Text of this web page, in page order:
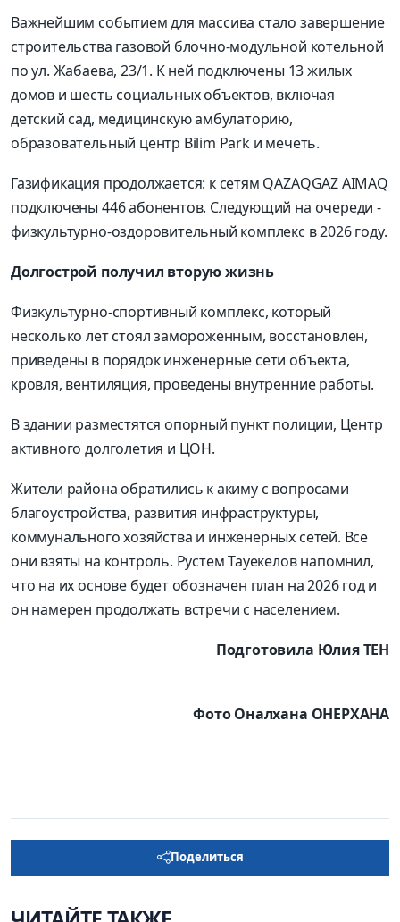
Важнейшим событием для массива стало завершение
строительства газовой блочно-модульной котельной
по ул. Жабаева, 23/1. К ней подключены 13 жилых
домов и шесть социальных объектов, включая
детский сад, медицинскую амбулаторию,
образовательный центр Bilim Park и мечеть.
Газификация продолжается: к сетям QAZAQGAZ AIMAQ
подключены 446 абонентов. Следующий на очереди -
физкультурно-оздоровительный комплекс в 2026 году.
Долгострой получил вторую жизнь
Физкультурно-спортивный комплекс, который
несколько лет стоял замороженным, восстановлен,
приведены в порядок инженерные сети объекта,
кровля, вентиляция, проведены внутренние работы.
В здании разместятся опорный пункт полиции, Центр
активного долголетия и ЦОН.
Жители района обратились к акиму с вопросами
благоустройства, развития инфраструктуры,
коммунального хозяйства и инженерных сетей. Все
они взяты на контроль. Рустем Тауекелов напомнил,
что на их основе будет обозначен план на 2026 год и
он намерен продолжать встречи с населением.
Подготовила Юлия ТЕН
Фото Оналхана ОНЕРХАНА
Поделиться